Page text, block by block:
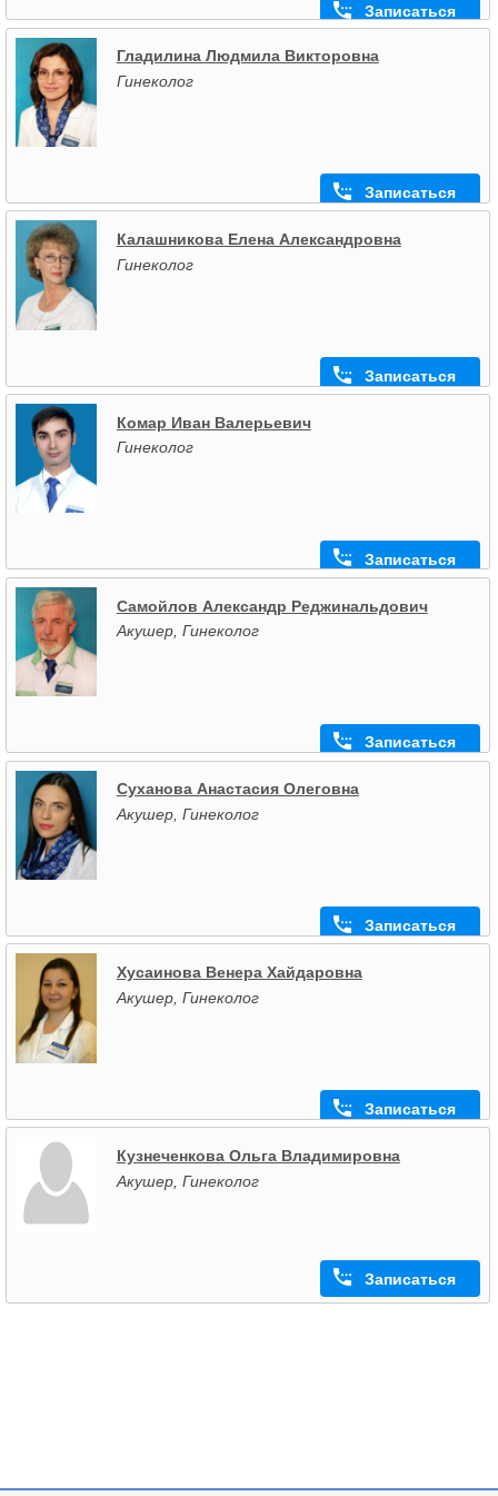
Записаться
Гладилина Людмила Викторовна
Гинеколог
Записаться
Калашникова Елена Александровна
Гинеколог
Записаться
Комар Иван Валерьевич
Гинеколог
Записаться
Самойлов Александр Реджинальдович
Акушер, Гинеколог
Записаться
Суханова Анастасия Олеговна
Акушер, Гинеколог
Записаться
Хусаинова Венера Хайдаровна
Акушер, Гинеколог
Записаться
Кузнеченкова Ольга Владимировна
Акушер, Гинеколог
Записаться